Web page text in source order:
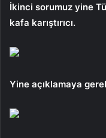
İkinci sorumuz yine
kafa karıştırıcı.
Yine açıklamaya